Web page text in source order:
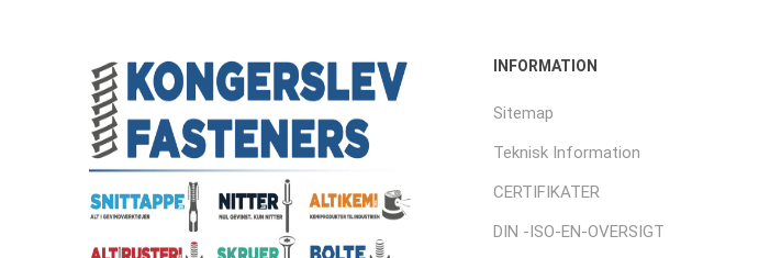
INFORMATION
Sitemap
Teknisk Information
CERTIFIKATER
DIN -ISO-EN-OVERSIGT